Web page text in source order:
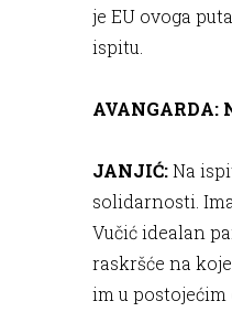
je EU ovoga
ispitu.
AVANGARDA:
JANJIĆ:Na
solidarnosti.
Vučić idealan
raskršće na
im u